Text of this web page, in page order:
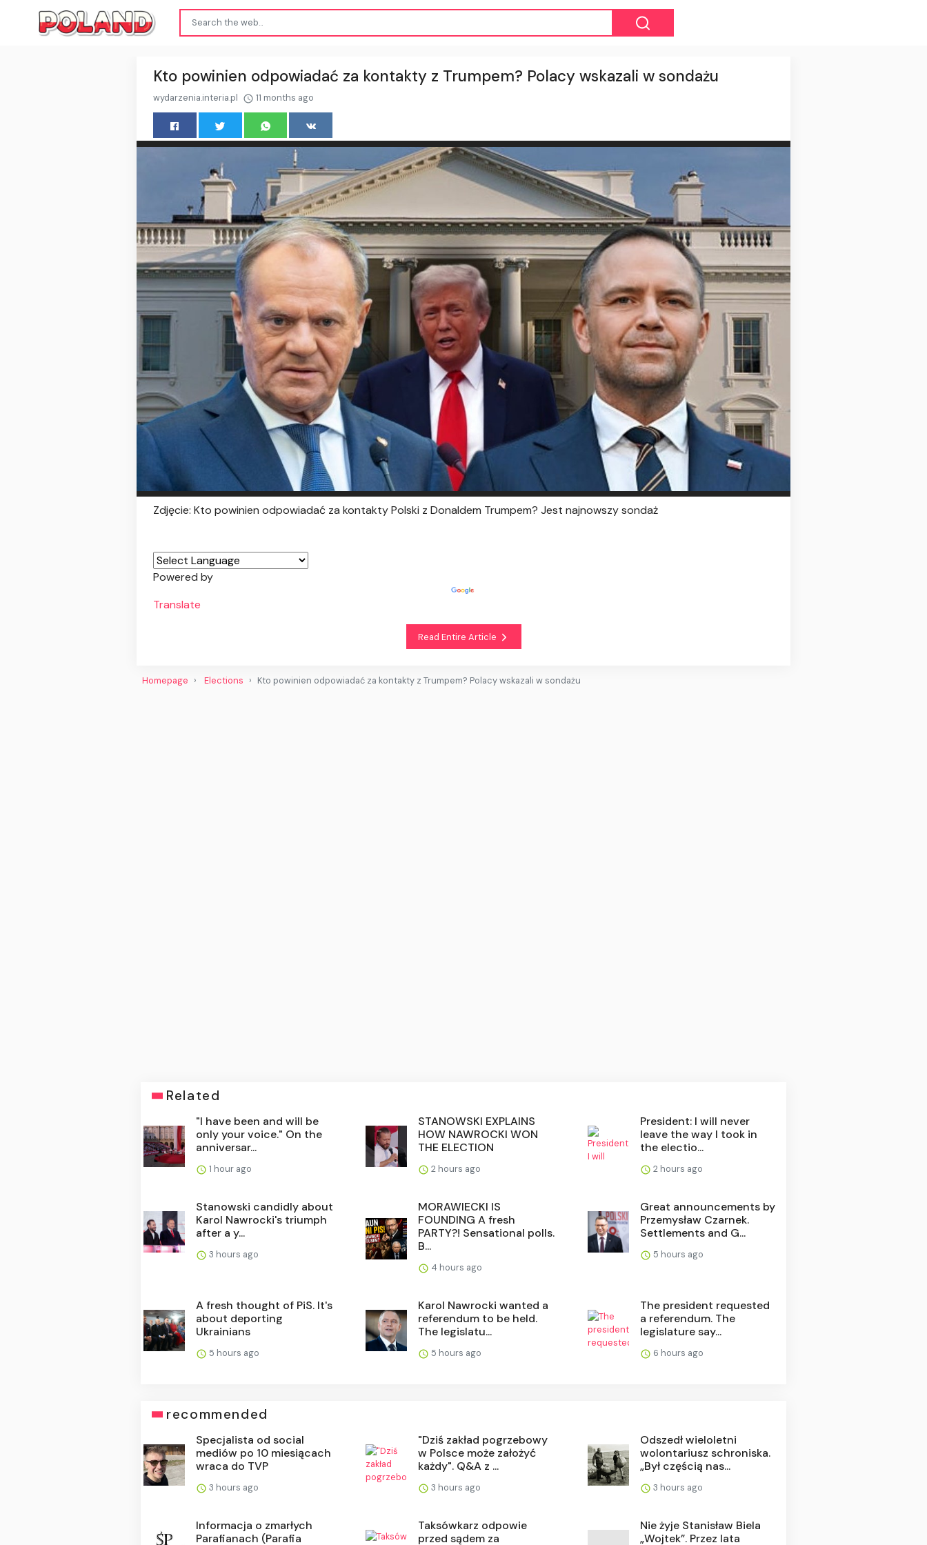
Kto powinien odpowiadać za kontakty z Trumpem? Polacy wskazali w sondażu
wydarzenia.interia.pl 11 months ago
Zdjęcie: Kto powinien odpowiadać za kontakty Polski z Donaldem Trumpem? Jest najnowszy sondaż
Powered by
Translate
Read Entire Article
Homepage Elections Kto powinien odpowiadać za kontakty z Trumpem? Polacy wskazali w sondażu
Related
"I have been and will be
only your voice." On the
anniversar...
1 hour ago
STANOWSKI EXPLAINS
HOW NAWROCKI WON
THE ELECTION
2 hours ago
President: I will never
leave the way I took in
the electio...
2 hours ago
Stanowski candidly about
Karol Nawrocki's triumph
after a y...
3 hours ago
MORAWIECKI IS
FOUNDING A fresh
PARTY?! Sensational polls.
B...
4 hours ago
Great announcements by
Przemysław Czarnek.
Settlements and G...
5 hours ago
A fresh thought of PiS. It's
about deporting
Ukrainians
5 hours ago
Karol Nawrocki wanted a
referendum to be held.
The legislatu...
5 hours ago
The president requested
a referendum. The
legislature say...
6 hours ago
recommended
Specjalista od social
mediów po 10 miesiącach
wraca do TVP
3 hours ago
"Dziś zakład pogrzebowy
w Polsce może założyć
każdy". Q&A z ...
3 hours ago
Odszedł wieloletni
wolontariusz schroniska.
„Był częścią nas...
3 hours ago
Informacja o zmarłych
Parafianach (Parafia
Taksówkarz odpowie
przed sądem za
Nie żyje Stanisław Biela
„Wojtek”. Przez lata